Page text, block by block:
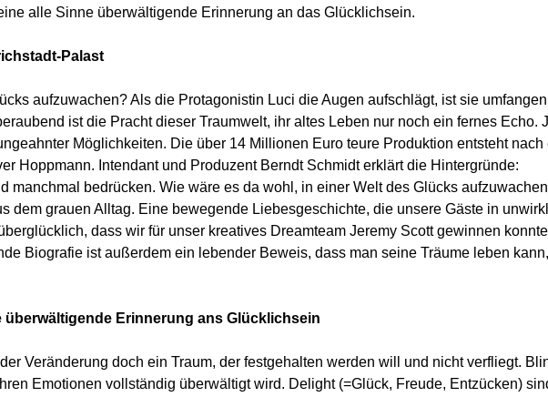
alle Sinne überwältigende Erinnerung an das Glücklichsein.
Palast
aufzuwachen? Als die Protagonistin Luci die Augen aufschlägt, ist sie
ist die Pracht dieser Traumwelt, ihr altes Leben nur noch ein fernes Echo.
Möglichkeiten. Die über 14 Millionen Euro teure Produktion entsteht nach
Hoppmann. Intendant und Produzent Berndt Schmidt erklärt die Hintergründe:
manchmal bedrücken. Wie wäre es da wohl, in einer Welt des Glücks
dem grauen Alltag. Eine bewegende Liebesgeschichte, die unsere Gäste in
dass wir für unser kreatives Dreamteam Jeremy Scott gewinnen
Biografie ist außerdem ein lebender Beweis, dass man seine Träume leben
überwältigende Erinnerung ans Glücklichsein
Veränderung doch ein Traum, der festgehalten werden will und nicht verfliegt.
Emotionen vollständig überwältigt wird. Delight (=Glück, Freude, Entzücken)